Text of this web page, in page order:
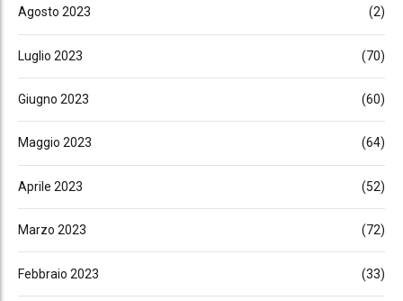
Agosto 2023 (2)
Luglio 2023 (70)
Giugno 2023 (60)
Maggio 2023 (64)
Aprile 2023 (52)
Marzo 2023 (72)
Febbraio 2023 (33)